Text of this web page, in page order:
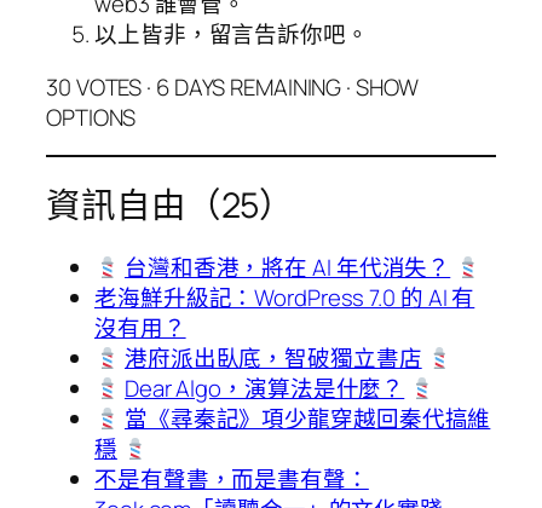
以上皆非，留言告訴你吧。
30 VOTES · 6 DAYS REMAINING · SHOW
OPTIONS
資訊自由（25）
台灣和香港，將在 AI 年代消失？
老海鮮升級記：WordPress 7.0 的 AI 有
沒有用？
港府派出臥底，智破獨立書店
Dear Algo，演算法是什麼？
當《尋秦記》項少龍穿越回秦代搞維
穩
不是有聲書，而是書有聲：